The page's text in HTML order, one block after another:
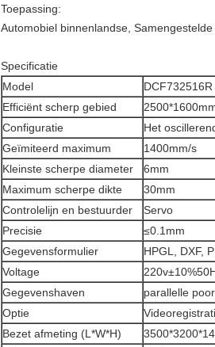
Toepassing:
Automobiel binnenlandse,
Specificatie
Model
DCF732516R
Efficiënt scherp gebied
Configuratie
Het
Geïmiteerd maximum
1400mm/s
Kleinste scherpe diameter
6mm
Maximum scherpe dikte
30mm
Controlelijn en bestuurder
Servo
Precisie
≤0.1mm
Gegevensformulier
HPGL, DXF,
Voltage
Gegevenshaven
parallelle
Optie
Bezet afmeting (L*W*H)